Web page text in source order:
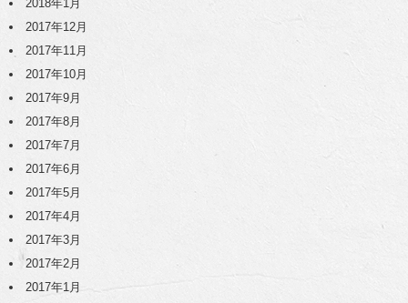
2018年1月
2017年12月
2017年11月
2017年10月
2017年9月
2017年8月
2017年7月
2017年6月
2017年5月
2017年4月
2017年3月
2017年2月
2017年1月